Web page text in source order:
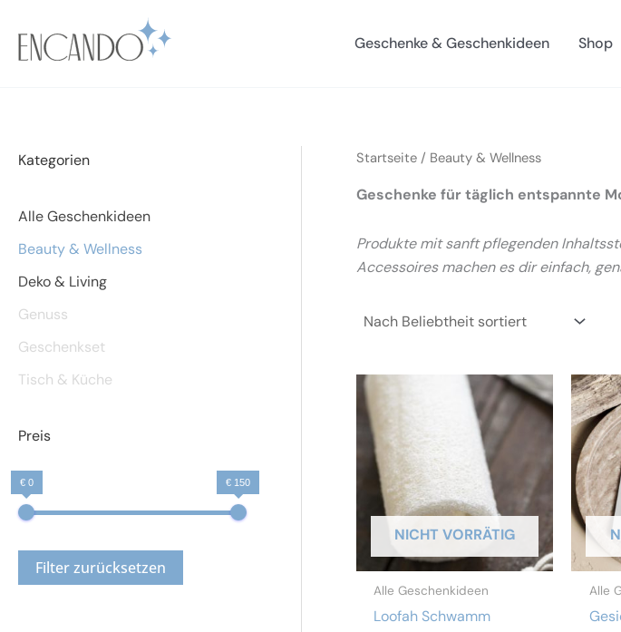
Inhalt
springen
Geschenke & Geschenkideen Shop
Kategorien
Alle Geschenkideen
Beauty & Wellness
Deko & Living
Genuss
Geschenkset
Tisch & Küche
Preis
€ 0 € 150
Filter zurücksetzen
Startseite/ Beauty & Wellness
Geschenke für täglich entspannte
Produkte mit sanft pflegenden
Accessoires machen es dir einfach,
NICHT VORRÄTIG
Alle Geschenkideen
Loofah Schwamm
Alle